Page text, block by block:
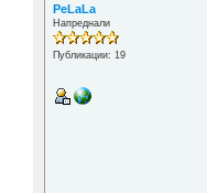
PeLaLa
Напреднали
Публикации: 19